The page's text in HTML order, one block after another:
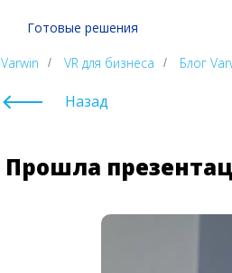
Готовые решения
Криминалистика VR Lab
Такелаж VR Lab
Hard
Varwin
/ VR для бизнеса / Блог
Назад
Прошла